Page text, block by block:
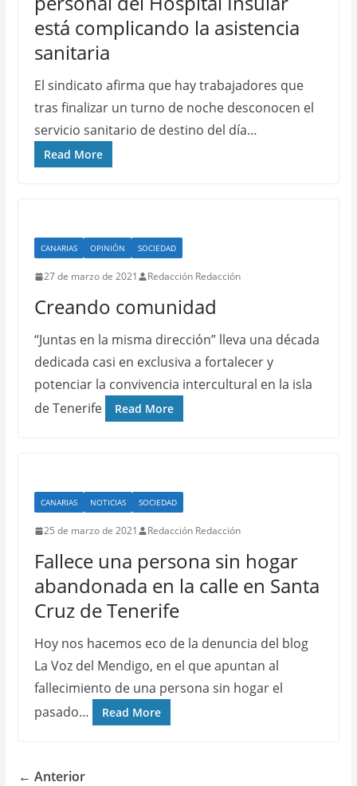
está complicando la asistencia
sanitaria
El sindicato afirma que hay trabajadores que
tras finalizar un turno de noche desconocen el
servicio sanitario de destino del día…
Read More
CANARIAS OPINIÓN SOCIEDAD
27 de marzo de 2021 Redacción Redacción
Creando comunidad
“Juntas en la misma dirección” lleva una década
dedicada casi en exclusiva a fortalecer y
potenciar la convivencia intercultural en la isla
de Tenerife
Read More
CANARIAS NOTICIAS SOCIEDAD
25 de marzo de 2021 Redacción Redacción
Fallece una persona sin hogar
abandonada en la calle en Santa
Cruz de Tenerife
Hoy nos hacemos eco de la denuncia del blog
La Voz del Mendigo, en el que apuntan al
fallecimiento de una persona sin hogar el
pasado…
Read More
← Anterior